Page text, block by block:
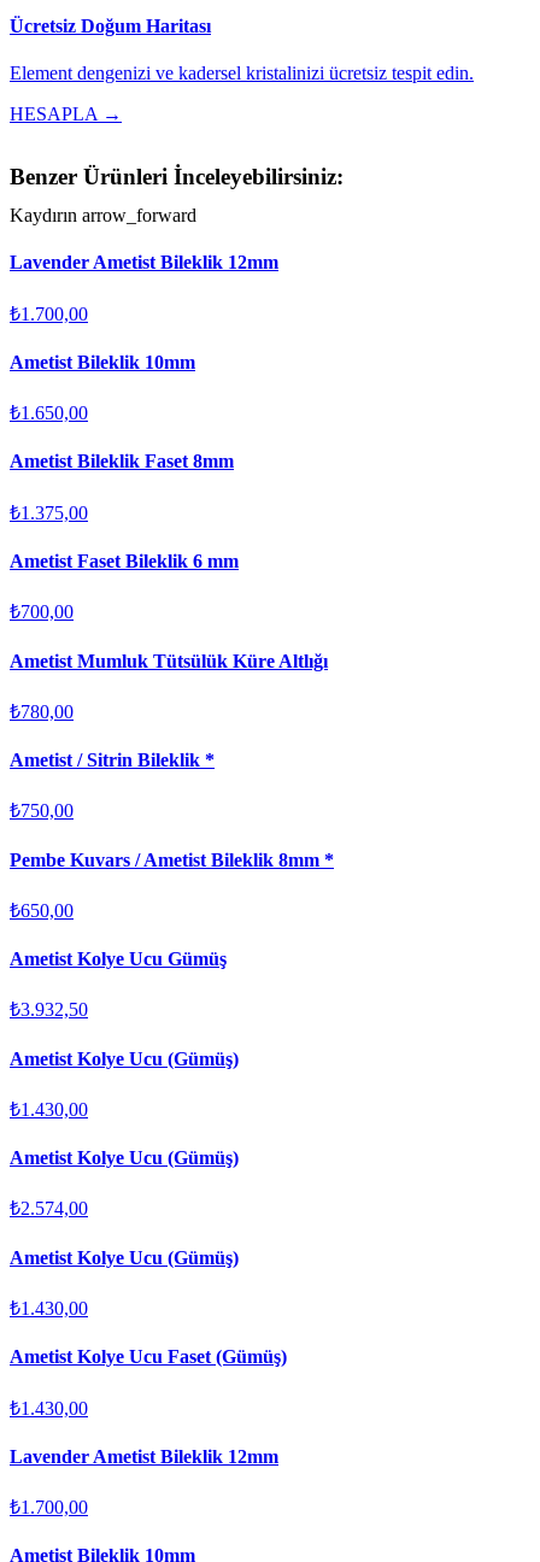
Ücretsiz Doğum Haritası
Element dengenizi ve kadersel kristalinizi ücretsiz tespit edin.
HESAPLA →
Benzer Ürünleri İnceleyebilirsiniz:
Kaydırın arrow_forward
Lavender Ametist Bileklik 12mm
₺1.700,00
Ametist Bileklik 10mm
₺1.650,00
Ametist Bileklik Faset 8mm
₺1.375,00
Ametist Faset Bileklik 6 mm
₺700,00
Ametist Mumluk Tütsülük Küre Altlığı
₺780,00
Ametist / Sitrin Bileklik *
₺750,00
Pembe Kuvars / Ametist Bileklik 8mm *
₺650,00
Ametist Kolye Ucu Gümüş
₺3.932,50
Ametist Kolye Ucu (Gümüş)
₺1.430,00
Ametist Kolye Ucu (Gümüş)
₺2.574,00
Ametist Kolye Ucu (Gümüş)
₺1.430,00
Ametist Kolye Ucu Faset (Gümüş)
₺1.430,00
Lavender Ametist Bileklik 12mm
₺1.700,00
Ametist Bileklik 10mm